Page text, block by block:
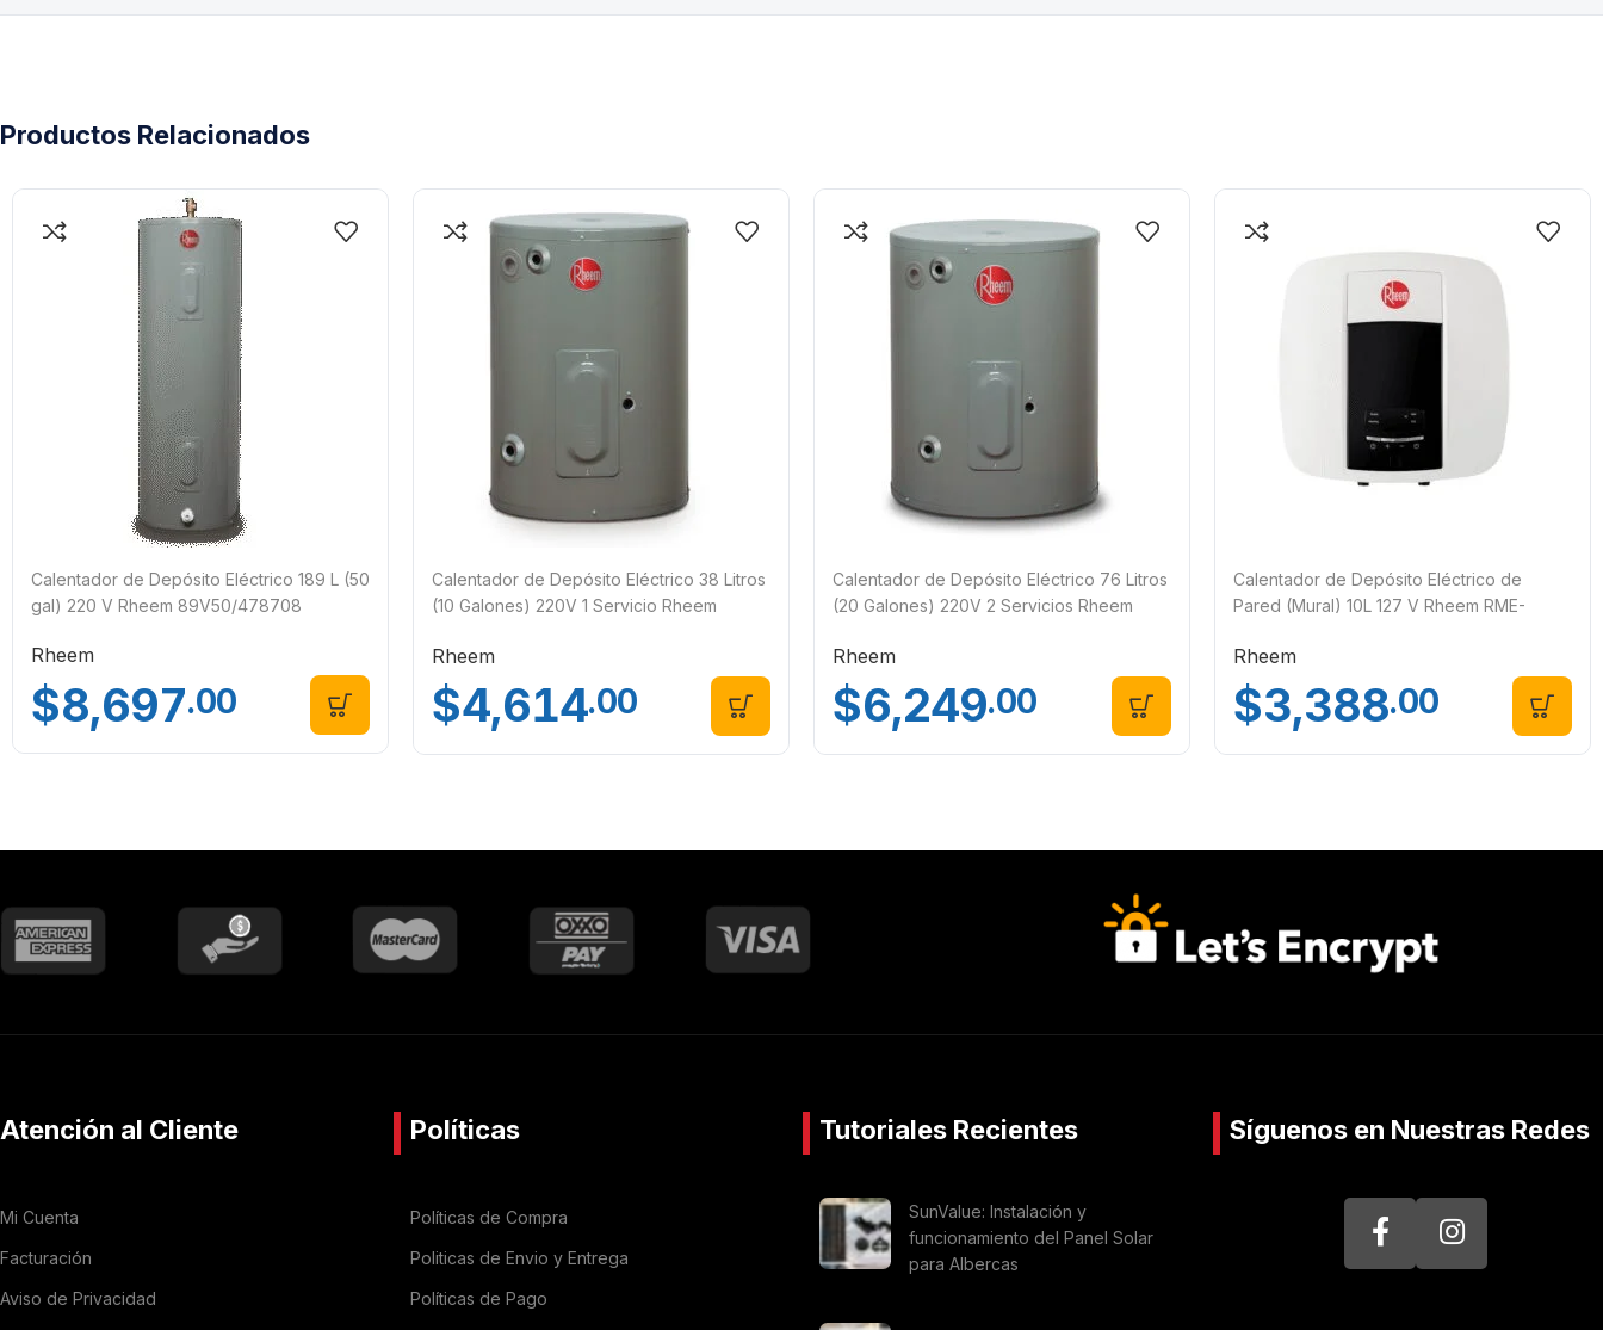
Productos Relacionados
Calentador de Depósito Eléctrico 189 L (50
gal) 220 V Rheem 89V50/478708
Rheem
$8,697.00
Calentador de Depósito Eléctrico 38 Litros
(10 Galones) 220V 1 Servicio Rheem
Rheem
$4,614.00
Calentador de Depósito Eléctrico 76 Litros
(20 Galones) 220V 2 Servicios Rheem
Rheem
$6,249.00
Calentador de Depósito Eléctrico de
Pared (Mural) 10L 127 V Rheem RME-
Rheem
$3,388.00
Atención al Cliente
Mi Cuenta
Facturación
Aviso de Privacidad
Políticas
Políticas de Compra
Politicas de Envio y Entrega
Políticas de Pago
Tutoriales Recientes
SunValue: Instalación y
funcionamiento del Panel Solar
para Albercas
Síguenos en Nuestras Redes